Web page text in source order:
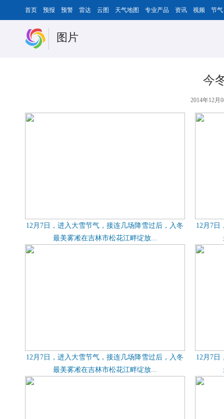
首页 预报 预警 雷达 云图 天气地图 专业产品 资讯 视频 节气
图片
今
2014年12月
12月7日，进入大雪节气，接连几场降雪过后，入冬
最美雾凇在吉林市松花江畔绽放...
12月7日
12月7日，进入大雪节气，接连几场降雪过后，入冬
最美雾凇在吉林市松花江畔绽放...
12月7日